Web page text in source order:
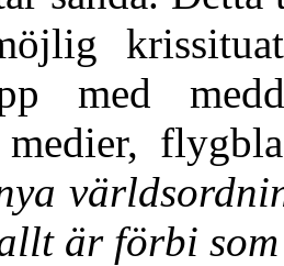
med
medier,
är förbi